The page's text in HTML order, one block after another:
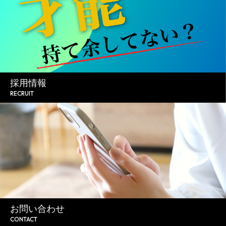
採用情報
RECRUIT
お問い合わせ
CONTACT